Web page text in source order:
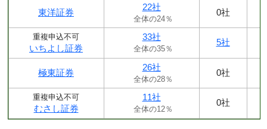
東洋証券
22社
全体の24％
0社
重複申込不可
いちよし証券
33社
全体の35％
5社
極東証券
26社
全体の28％
0社
重複申込不可
むさし証券
11社
全体の12％
0社